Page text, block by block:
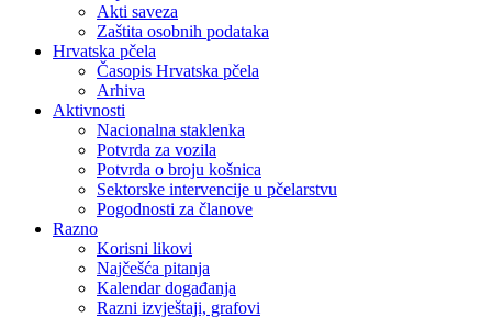
Akti saveza
Zaštita osobnih podataka
Hrvatska pčela
Časopis Hrvatska pčela
Arhiva
Aktivnosti
Nacionalna staklenka
Potvrda za vozila
Potvrda o broju košnica
Sektorske intervencije u pčelarstvu
Pogodnosti za članove
Razno
Korisni likovi
Najčešća pitanja
Kalendar događanja
Razni izvještaji, grafovi